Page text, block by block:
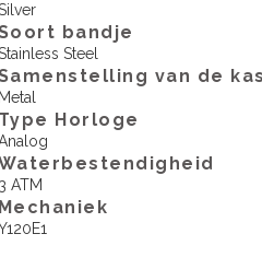
bandje
Steel
van de
Metal
Type Horloge
3 ATM
​Mechaniek